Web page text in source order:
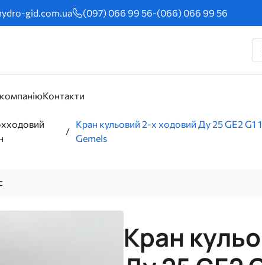
gid.com.ua (097) 066 99 56-(066) 066 99 56
Контакти
Кран кульовий 2-х ходовий Ду 25 GE2 G1
Gemels
Кран